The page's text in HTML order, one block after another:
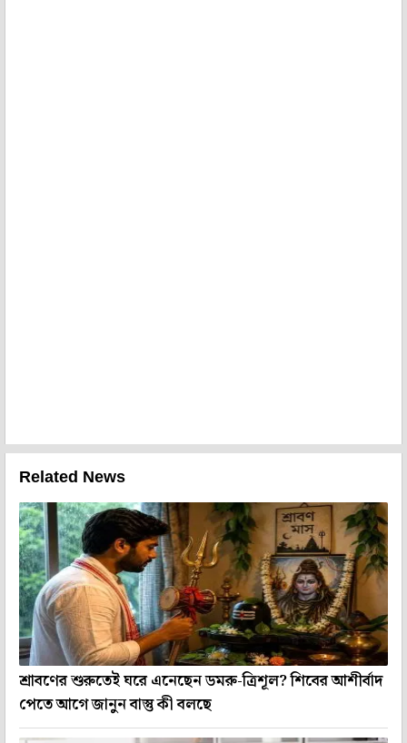
Related News
শ্রাবণের শুরুতেই ঘরে এনেছেন ডমরু-ত্রিশূল? শিবের আশীর্বাদ
পেতে আগে জানুন বাস্তু কী বলছে